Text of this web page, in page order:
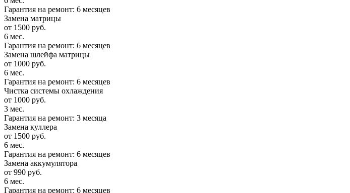
Гарантия на ремонт: 6 месяцев
Замена матрицы
от 1500 руб.
6 мес.
Гарантия на ремонт: 6 месяцев
Замена шлейфа матрицы
от 1000 руб.
6 мес.
Гарантия на ремонт: 6 месяцев
Чистка системы охлаждения
от 1000 руб.
3 мес.
Гарантия на ремонт: 3 месяца
Замена куллера
от 1500 руб.
6 мес.
Гарантия на ремонт: 6 месяцев
Замена аккумулятора
от 990 руб.
6 мес.
Гарантия на ремонт: 6 месяцев